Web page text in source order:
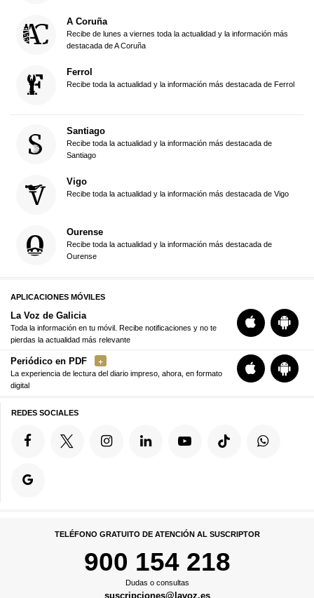
A Coruña
Recibe de lunes a viernes toda la actualidad y la información más
destacada de A Coruña
Ferrol
Recibe toda la actualidad y la información más destacada de Ferrol
Santiago
Recibe toda la actualidad y la información más destacada de
Santiago
Vigo
Recibe toda la actualidad y la información más destacada de Vigo
Ourense
Recibe toda la actualidad y la información más destacada de
Ourense
APLICACIONES MÓVILES
La Voz de Galicia
Toda la información en tu móvil. Recibe notificaciones y no te
pierdas la actualidad más relevante
Periódico en PDF
La experiencia de lectura del diario impreso, ahora, en formato
digital
REDES SOCIALES
TELÉFONO GRATUITO DE ATENCIÓN AL SUSCRIPTOR
900 154 218
Dudas o consultas
suscripciones@lavoz.es